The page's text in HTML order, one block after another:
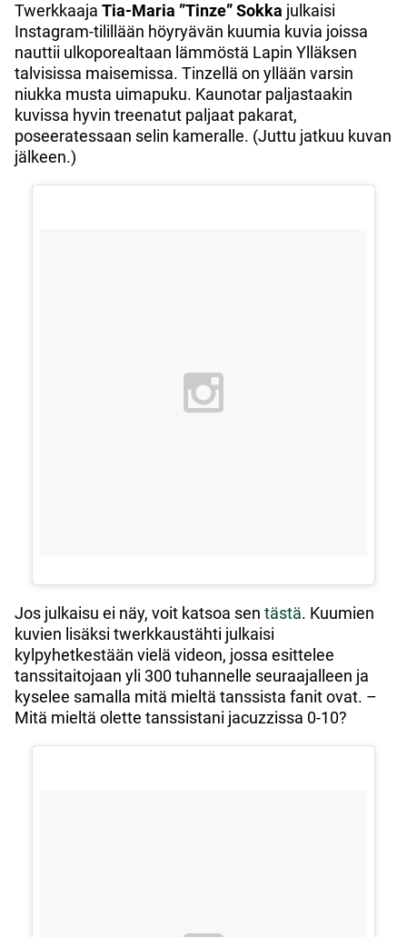
Twerkkaaja Tia-Maria ”Tinze” Sokka julkaisi
Instagram-tilillään höyryävän kuumia kuvia joissa
nauttii ulkoporealtaan lämmöstä Lapin Ylläksen
talvisissa maisemissa. Tinzellä on yllään varsin
niukka musta uimapuku. Kaunotar paljastaakin
kuvissa hyvin treenatut paljaat pakarat,
poseeratessaan selin kameralle. (Juttu jatkuu kuvan
jälkeen.)
Jos julkaisu ei näy, voit katsoa sen tästä. Kuumien
kuvien lisäksi twerkkaustähti julkaisi
kylpyhetkestään vielä videon, jossa esittelee
tanssitaitojaan yli 300 tuhannelle seuraajalleen ja
kyselee samalla mitä mieltä tanssista fanit ovat. –
Mitä mieltä olette tanssistani jacuzzissa 0-10?